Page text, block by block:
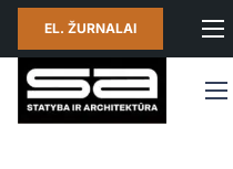
EL. ŽURNALAI